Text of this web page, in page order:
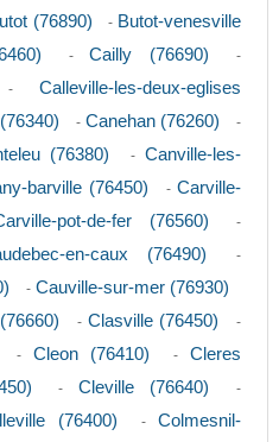
(76890) - Butot-venesville
-Cailly (76690) -
Calleville-les-deux-eglises
- Canehan (76260) -
(76380) -Canville-les-
barville (76450) -Carville-
pot-de-fer (76560) -
en-caux (76490) -
- Cauville-sur-mer (76930)
- Clasville (76450) -
- Cleon (76410) -Cleres
- Cleville (76640) -
(76400) -Colmesnil-